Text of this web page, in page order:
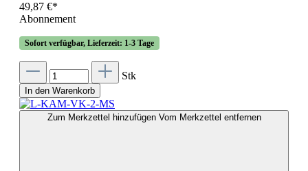
49,87 €*
Abonnement
Sofort verfügbar, Lieferzeit: 1-3 Tage
Stk
In den Warenkorb
Zum Merkzettel hinzufügen Vom Merkzettel entfernen